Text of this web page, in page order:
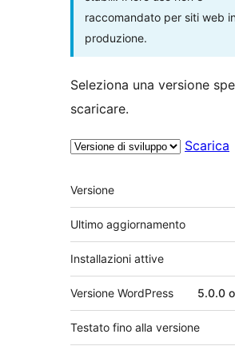
raccomandato per siti web
produzione.
Seleziona una versione
scaricare.
Scarica
Meta
Versione
Ultimo aggiornamento
Installazioni attive
Versione WordPress 5.0.0
Testato fino alla versione